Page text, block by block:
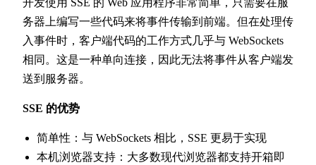
开发使用 SSE 的 Web 应用程序非常简单，只需要在服
务器上编写一些代码来将事件传输到前端。但在处理传
入事件时，客户端代码的工作方式几乎与 WebSockets
相同。这是一种单向连接，因此无法将事件从客户端发
送到服务器。
SSE 的优势
简单性：与 WebSockets 相比，SSE 更易于实现
本机浏览器支持：大多数现代浏览器都支持开箱即